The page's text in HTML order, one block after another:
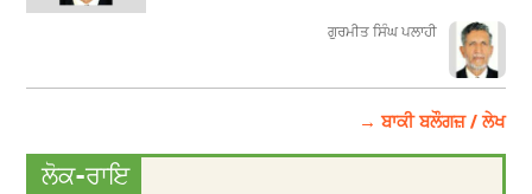
ਗੁਰਮੀਤ ਸਿੰਘ ਪਲਾਹੀ
→ ਬਾਕੀ ਬਲੌਗਜ਼ / ਲੇਖ
ਲੋਕ-ਰਾਇ